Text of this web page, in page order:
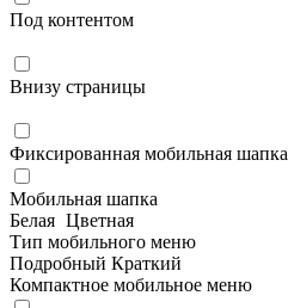
Под контентом
Внизу страницы
Фиксированная мобильная шапка
Мобильная шапка
Белая Цветная
Тип мобильного меню
Подробный Краткий
Компактное мобильное меню